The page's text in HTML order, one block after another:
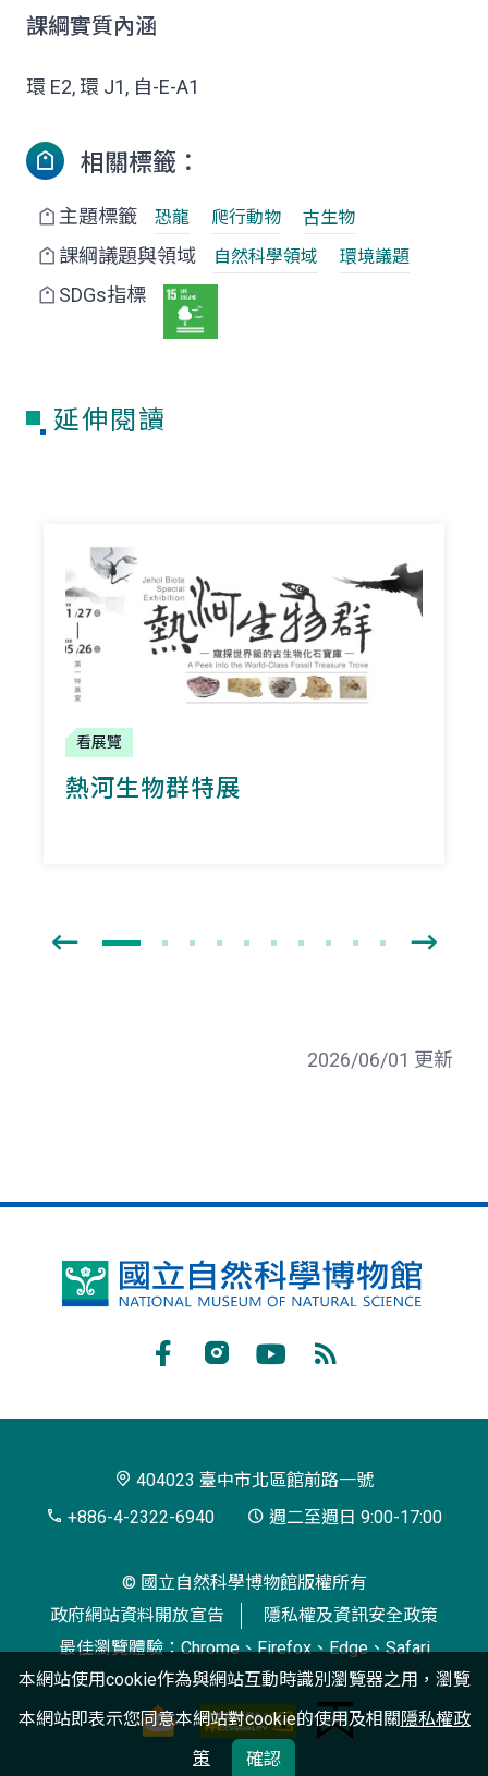
課綱實質內涵
環 E2, 環 J1, 自-E-A1
相關標籤：
主題標籤 恐龍 爬行動物 古生物
課綱議題與領域 自然科學領域 環境議題
SDGs指標
延伸閱讀
看展覽
熱河生物群特展
2026/06/01 更新
國
博
閱
404023 臺中市北區館前路一號
+886-4-2322-6940
週二至週日 9:00-17:00
© 國立自然科學博物館版權所有
政府網站資料開放宣告
隱私權及資訊安全政策
最佳瀏覽體驗：Chrome、Firefox、Edge、Safari
本網站使用cookie作為與網站互動時識別瀏覽器之用，瀏覽
本網站即表示您同意本網站對cookie的使用及相關隱私權政
策
確認